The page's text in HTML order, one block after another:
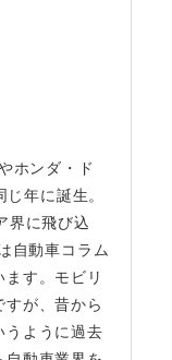
ホンダ・ド
年に誕生。
界に飛び込
自動車コラム
す。モビリ
が、昔から
うように過去